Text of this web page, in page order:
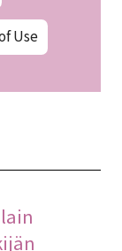
Use